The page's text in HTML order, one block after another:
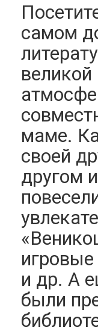
самом
маме.
своей
другом
и др. А
были